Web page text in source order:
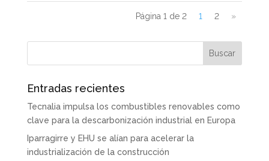
Página 1 de 2 1 2 »
Entradas recientes
Tecnalia impulsa los combustibles renovables como
clave para la descarbonización industrial en Europa
Iparragirre y EHU se alían para acelerar la
industrialización de la construcción